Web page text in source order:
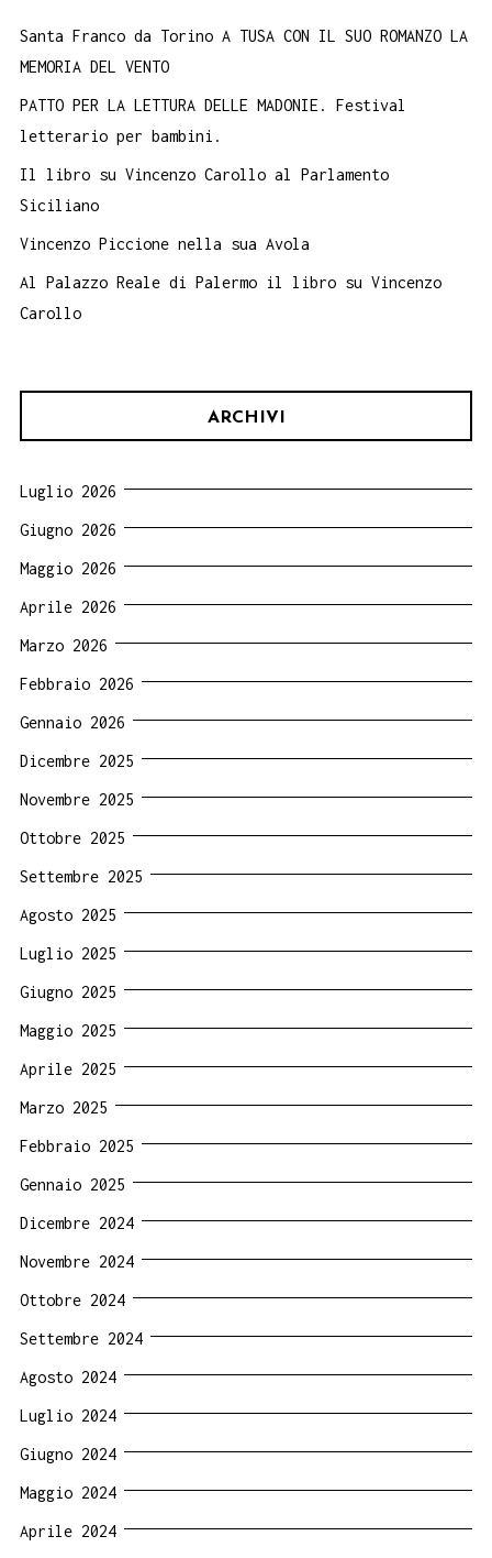
Santa Franco da Torino A TUSA CON IL SUO ROMANZO LA
MEMORIA DEL VENTO
PATTO PER LA LETTURA DELLE MADONIE. Festival
letterario per bambini.
Il libro su Vincenzo Carollo al Parlamento
Siciliano
Vincenzo Piccione nella sua Avola
Al Palazzo Reale di Palermo il libro su Vincenzo
Carollo
ARCHIVI
Luglio 2026
Giugno 2026
Maggio 2026
Aprile 2026
Marzo 2026
Febbraio 2026
Gennaio 2026
Dicembre 2025
Novembre 2025
Ottobre 2025
Settembre 2025
Agosto 2025
Luglio 2025
Giugno 2025
Maggio 2025
Aprile 2025
Marzo 2025
Febbraio 2025
Gennaio 2025
Dicembre 2024
Novembre 2024
Ottobre 2024
Settembre 2024
Agosto 2024
Luglio 2024
Giugno 2024
Maggio 2024
Aprile 2024